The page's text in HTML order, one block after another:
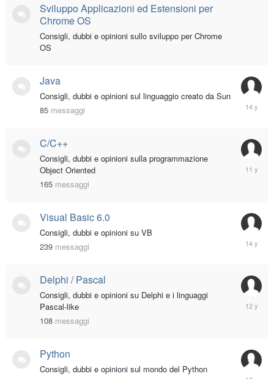
Sviluppo Applicazioni ed Estensioni per
Chrome OS
Consigli, dubbi e opinioni sullo sviluppo per Chrome
OS
Java
Consigli, dubbi e opinioni sul linguaggio creato da Sun
85 messaggi
July
4,
C/C++
Consigli, dubbi e opinioni sulla programmazione
Object Oriented
165 messaggi
11,
Visual Basic 6.0
Consigli, dubbi e opinioni su VB
239 messaggi
June
4,
Delphi / Pascal
Consigli, dubbi e opinioni su Delphi e i linguaggi
Pascal-like
108 messaggi
22,
Python
Consigli, dubbi e opinioni sul mondo del Python
April